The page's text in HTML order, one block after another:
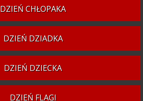
DZIEŃ CHŁOPAKA
DZIEŃ DZIADKA
DZIEŃ DZIECKA
DZIEŃ FLAGI